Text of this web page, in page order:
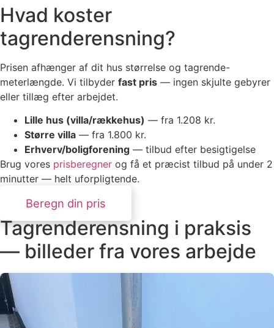
Hvad koster
tagrenderensning?
Prisen afhænger af dit hus størrelse og tagrende-
meterlængde. Vi tilbyder fast pris — ingen skjulte gebyrer
eller tillæg efter arbejdet.
Lille hus (villa/rækkehus) — fra 1.208 kr.
Større villa — fra 1.800 kr.
Erhverv/boligforening — tilbud efter besigtigelse
Brug vores prisberegner og få et præcist tilbud på under 2
minutter — helt uforpligtende.
Beregn din pris
Tagrenderensning i praksis
— billeder fra vores arbejde